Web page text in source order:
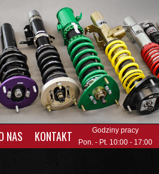
NAS KONTAKT
Godziny pracy
Pon. - Pt. 10:00 - 17:00